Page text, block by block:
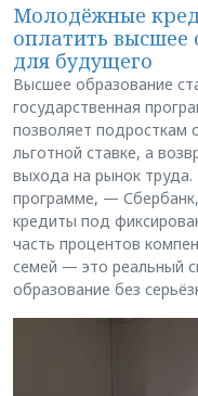
Молодёжные
оплатить высшее
для будущего
Высшее образование
государственная
позволяет подросткам
льготной ставке, а
выхода на рынок
программе, —
кредиты под
часть процентов
семей — это реальный
образование без